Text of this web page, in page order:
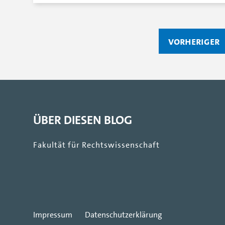
vorheriger
ÜBER DIESEN BLOG
Fakultät für Rechtswissenschaft
Impressum Datenschutzerklärung